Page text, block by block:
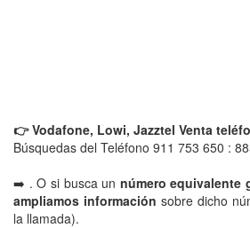
👉 Vodafone, Lowi, Jazztel Venta
Búsquedas del Teléfono 911 753 650 :
➡️ . O si busca un número equivalente
ampliamos información sobre dicho
la llamada).